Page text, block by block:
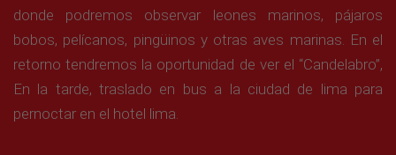
donde podremos observar leones marinos, pájaros
bobos, pelícanos, pingüinos y otras aves marinas. En el
retorno tendremos la oportunidad de ver el “Candelabro”,
En la tarde, traslado en bus a la ciudad de lima para
pernoctar en el hotel lima.